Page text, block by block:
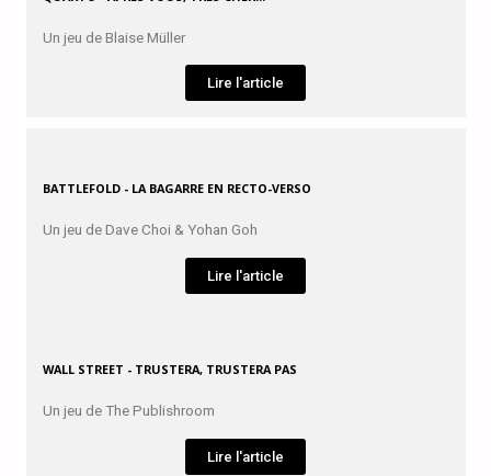
Un jeu de Blaise Müller
Lire l'article
BATTLEFOLD - LA BAGARRE EN RECTO-VERSO
Un jeu de Dave Choi & Yohan Goh
Lire l'article
WALL STREET - TRUSTERA, TRUSTERA PAS
Un jeu de The Publishroom
Lire l'article